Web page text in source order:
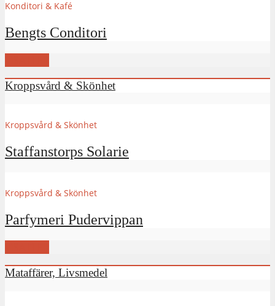
Konditori & Kafé
Bengts Conditori
Kroppsvård & Skönhet
Kroppsvård & Skönhet
Staffanstorps Solarie
Kroppsvård & Skönhet
Parfymeri Pudervippan
Mataffärer, Livsmedel